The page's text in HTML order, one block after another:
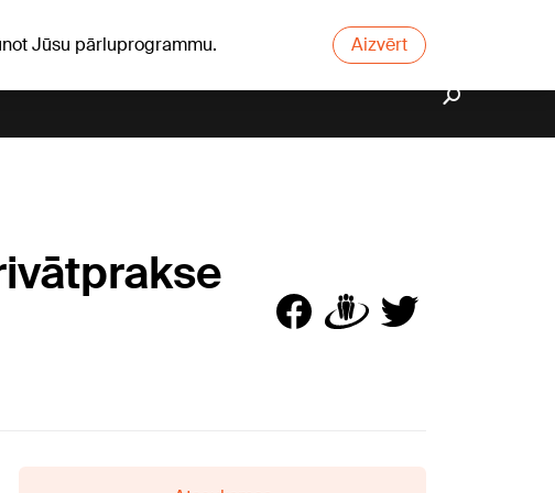
Jūsu pārluprogrammu. Aizvērt